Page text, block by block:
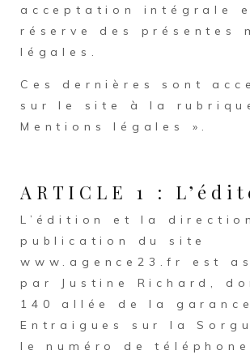
acceptation intégrale
réserve des présentes
légales.
Ces dernières sont
sur le site à la
Mentions légales ».
ARTICLE 1 :
L’édition et la
publication du site
www.agence23.fr est
par Justine Richard,
140 allée de la garance
Entraigues sur la
le numéro de